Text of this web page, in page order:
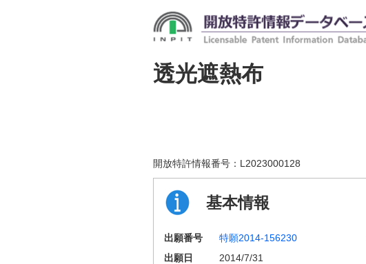
透光遮熱布
開放特許情報番号： L2023000128
基本情報
出願番号 特願2014-156230
出願日
2014/7/31